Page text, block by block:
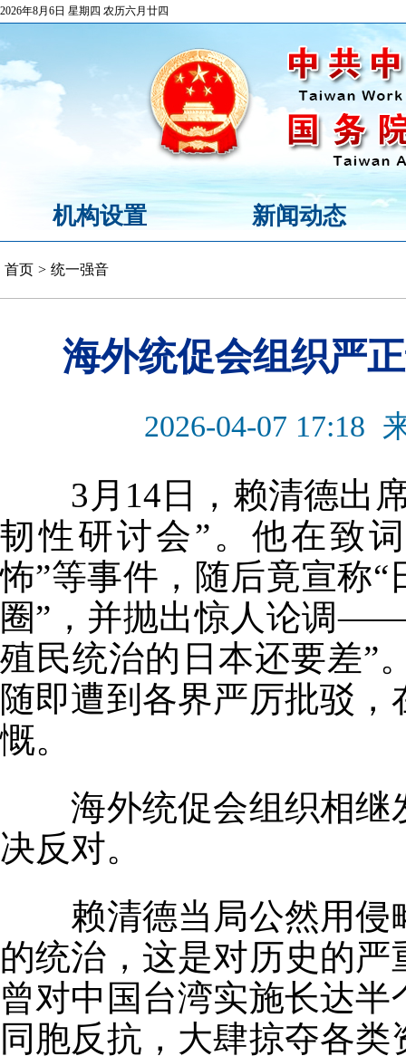
2026年8月6日 星期四 农历六月廿四
机构设置 新闻动态
首页 > 统一强音
海外统促会组织严
2026-04-07 17:18
3月14日，赖清德出席
韧性研讨会”。他在致
怖”等事件，随后竟宣称
圈”，并抛出惊人论调
殖民统治的日本还要差”
随即遭到各界严厉批驳
慨。
海外统促会组织相继
决反对。
赖清德当局公然用侵
的统治，这是对历史的
曾对中国台湾实施长达
同胞反抗，大肆掠夺各